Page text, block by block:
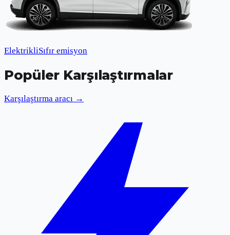
ElektrikliSıfır emisyon
Popüler Karşılaştırmalar
Karşılaştırma aracı →